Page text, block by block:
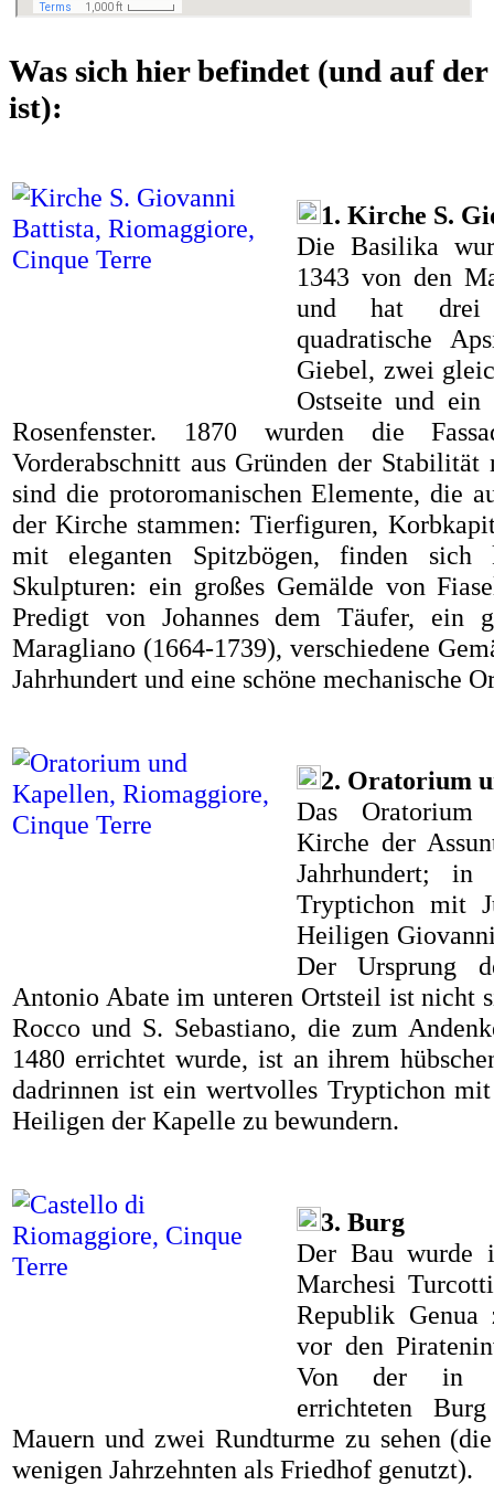
Was sich hier befindet (und auf
ist):
1. Kirche S.
Die Basilika
1343 von den
und hat drei
quadratische
Giebel, zwei
Ostseite und ein
Rosenfenster. 1870 wurden die
Vorderabschnitt aus Gründen der Stabilität
sind die protoromanischen Elemente, die
der Kirche stammen: Tierfiguren,
mit eleganten Spitzbögen, finden sich
Skulpturen: ein großes Gemälde von
Predigt von Johannes dem Täufer, ein
Maragliano (1664-1739), verschiedene
Jahrhundert und eine schöne mechanische
2. Oratorium
Das
Kirche der
Jahrhundert;
Tryptichon mit
Heiligen
Der Ursprung
Antonio Abate im unteren Ortsteil ist nicht
Rocco und S. Sebastiano, die zum
1480 errichtet wurde, ist an ihrem
dadrinnen ist ein wertvolles Tryptichon
Heiligen der Kapelle zu bewundern.
3. Burg
Der Bau wurde
Marchesi
Republik Genua
vor den
Von der in
errichteten
Mauern und zwei Rundturme zu sehen
wenigen Jahrzehnten als Friedhof genutzt).